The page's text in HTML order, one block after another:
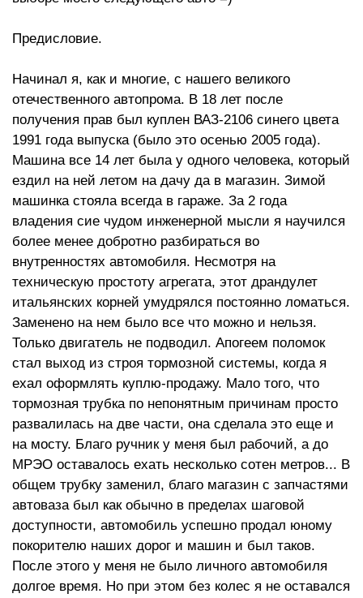
Предисловие.
Начинал я, как и многие, с нашего великого
отечественного автопрома. В 18 лет после
получения прав был куплен ВАЗ-2106 синего цвета
1991 года выпуска (было это осенью 2005 года).
Машина все 14 лет была у одного человека, который
ездил на ней летом на дачу да в магазин. Зимой
машинка стояла всегда в гараже. За 2 года
владения сие чудом инженерной мысли я научился
более менее добротно разбираться во
внутренностях автомобиля. Несмотря на
техническую простоту агрегата, этот драндулет
итальянских корней умудрялся постоянно ломаться.
Заменено на нем было все что можно и нельзя.
Только двигатель не подводил. Апогеем поломок
стал выход из строя тормозной системы, когда я
ехал оформлять куплю-продажу. Мало того, что
тормозная трубка по непонятным причинам просто
развалилась на две части, она сделала это еще и
на мосту. Благо ручник у меня был рабочий, а до
МРЭО оставалось ехать несколько сотен метров... В
общем трубку заменил, благо магазин с запчастями
автоваза был как обычно в пределах шаговой
доступности, автомобиль успешно продал юному
покорителю наших дорог и машин и был таков.
После этого у меня не было личного автомобиля
долгое время. Но при этом без колес я не оставался